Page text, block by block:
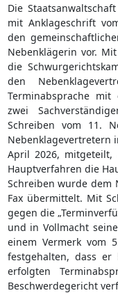
Die
mit Anklageschrift
den
Nebenklägerin vor.
die
den
Terminabsprache
zwei
Schreiben vom 11.
Nebenklagevertretern
April 2026,
Hauptverfahren die
Schreiben wurde dem
Fax übermittelt. Mit
gegen die
und in Vollmacht
einem Vermerk vom
festgehalten, dass
erfolgten
Beschwerdegericht